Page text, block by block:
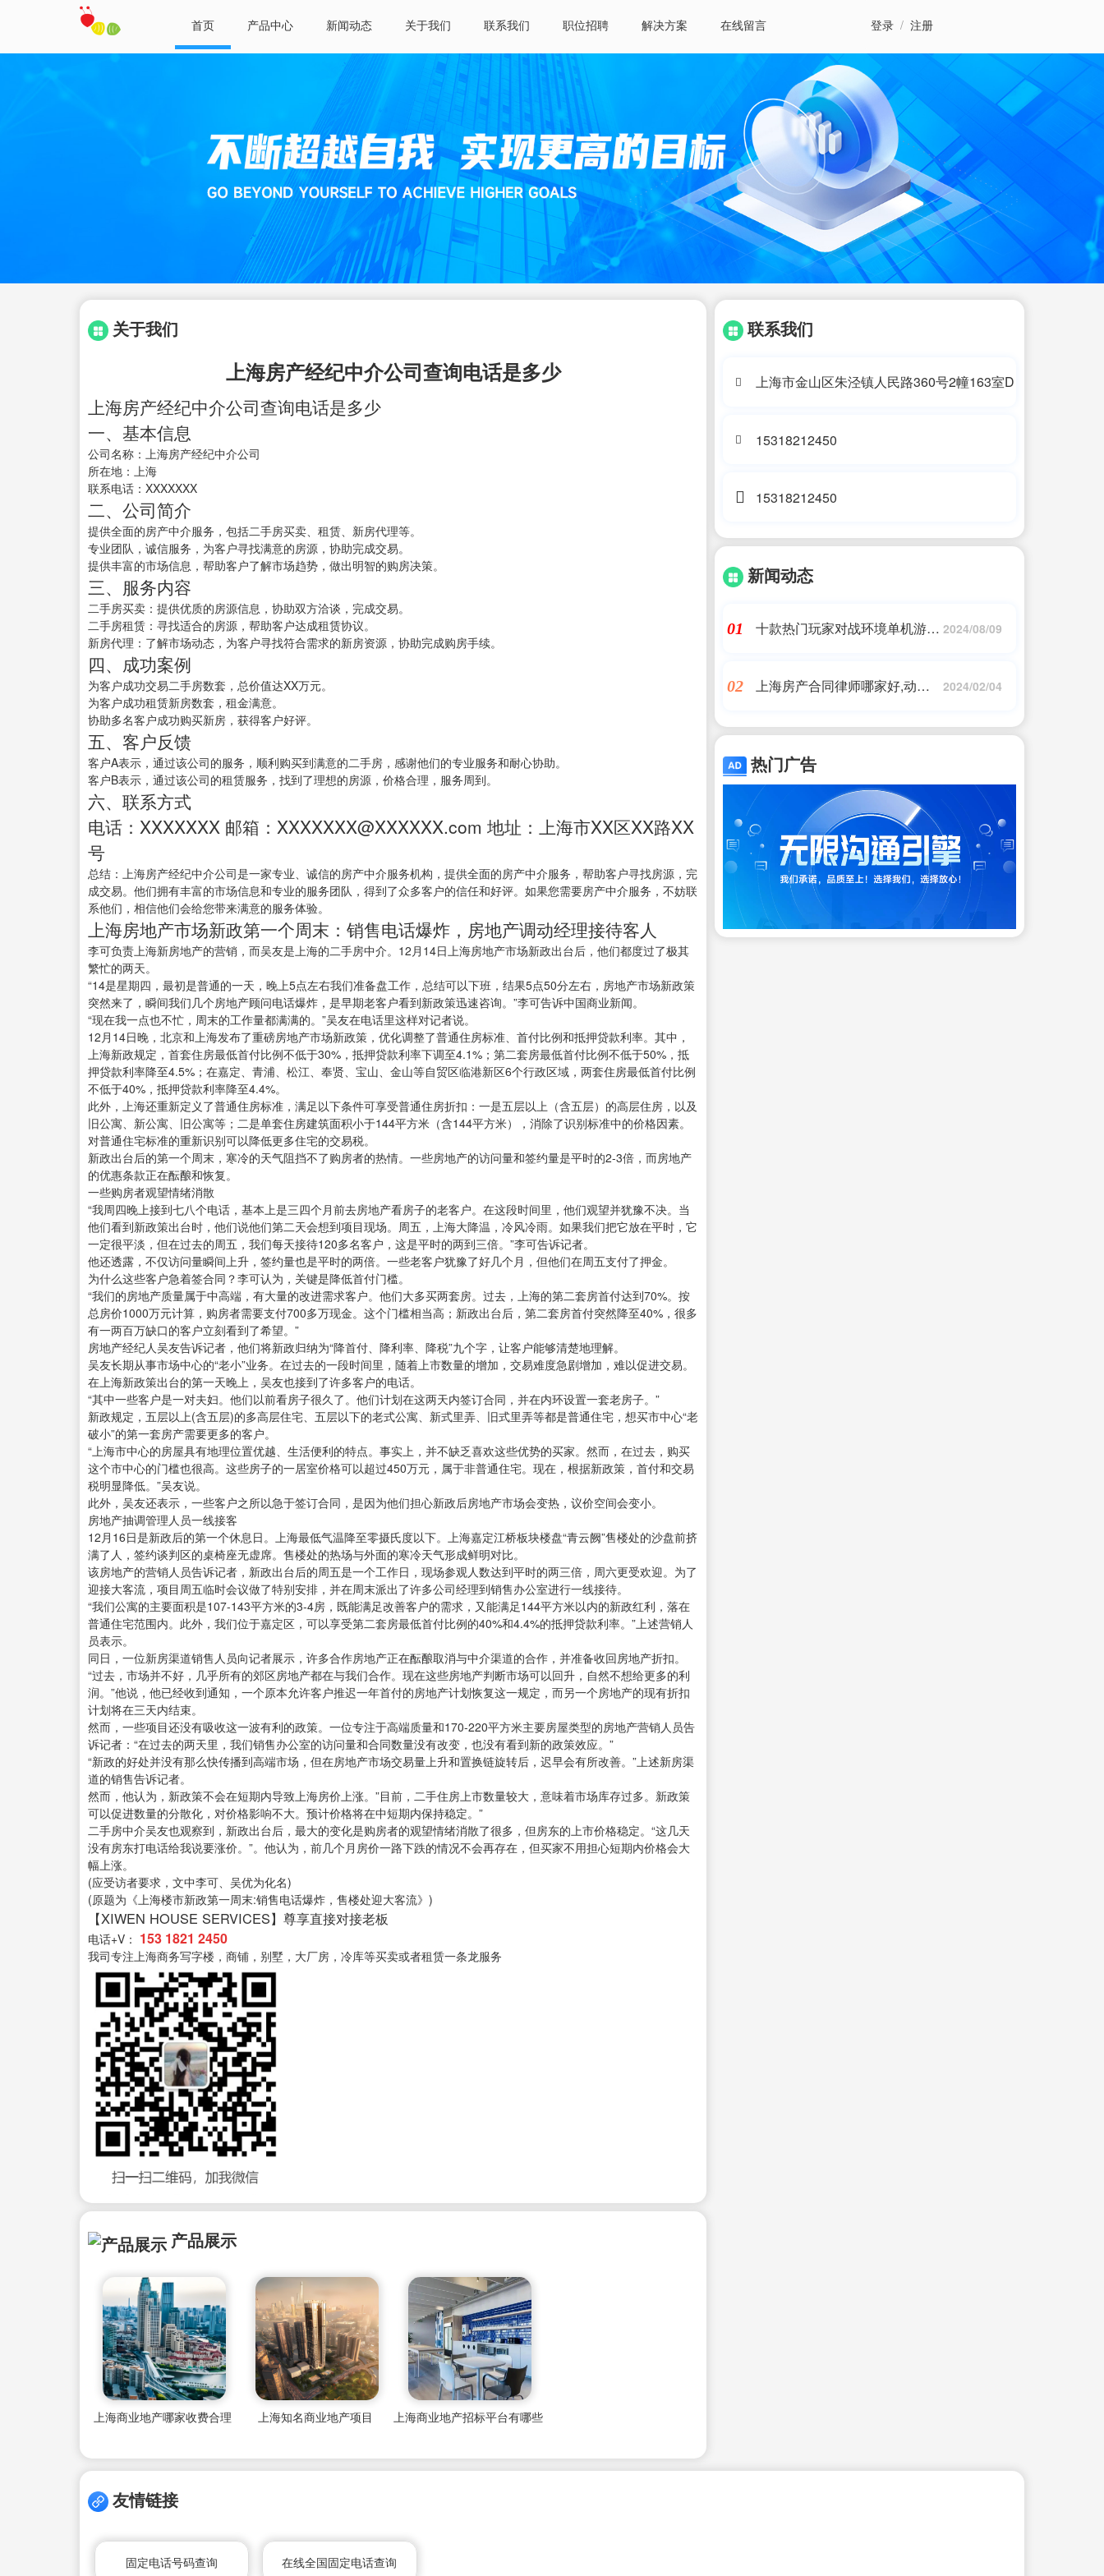
首页 产品中心 新闻动态 关于我们 联系我们 职位招聘 解决方案 在线留言 登录 / 注册
关于我们
上海房产经纪中介公司查询电话是多少
上海房产经纪中介公司查询电话是多少
一、基本信息
公司名称：上海房产经纪中介公司
所在地：上海
联系电话：XXXXXXX
二、公司简介
提供全面的房产中介服务，包括二手房买卖、租赁、新房代理等。
专业团队，诚信服务，为客户寻找满意的房源，协助完成交易。
提供丰富的市场信息，帮助客户了解市场趋势，做出明智的购房决策。
三、服务内容
二手房买卖：提供优质的房源信息，协助双方洽谈，完成交易。
二手房租赁：寻找适合的房源，帮助客户达成租赁协议。
新房代理：了解市场动态，为客户寻找符合需求的新房资源，协助完成购房手续。
四、成功案例
为客户成功交易二手房数套，总价值达XX万元。
为客户成功租赁新房数套，租金满意。
协助多名客户成功购买新房，获得客户好评。
五、客户反馈
客户A表示，通过该公司的服务，顺利购买到满意的二手房，感谢他们的专业服务和耐心协助。
客户B表示，通过该公司的租赁服务，找到了理想的房源，价格合理，服务周到。
六、联系方式
电话：XXXXXXX 邮箱：XXXXXXX@XXXXXX.com 地址：上海市XX区XX路XX
号
总结：上海房产经纪中介公司是一家专业、诚信的房产中介服务机构，提供全面的房产中介服务，帮助客户寻找房源，完
成交易。他们拥有丰富的市场信息和专业的服务团队，得到了众多客户的信任和好评。如果您需要房产中介服务，不妨联
系他们，相信他们会给您带来满意的服务体验。
上海房地产市场新政第一个周末：销售电话爆炸，房地产调动经理接待客人
李可负责上海新房地产的营销，而吴友是上海的二手房中介。12月14日上海房地产市场新政出台后，他们都度过了极其
繁忙的两天。
“14是星期四，最初是普通的一天，晚上5点左右我们准备盘工作，总结可以下班，结果5点50分左右，房地产市场新政策
突然来了，瞬间我们几个房地产顾问电话爆炸，是早期老客户看到新政策迅速咨询。”李可告诉中国商业新闻。
“现在我一点也不忙，周末的工作量都满满的。”吴友在电话里这样对记者说。
12月14日晚，北京和上海发布了重磅房地产市场新政策，优化调整了普通住房标准、首付比例和抵押贷款利率。其中，
上海新政规定，首套住房最低首付比例不低于30%，抵押贷款利率下调至4.1%；第二套房最低首付比例不低于50%，抵
押贷款利率降至4.5%；在嘉定、青浦、松江、奉贤、宝山、金山等自贸区临港新区6个行政区域，两套住房最低首付比例
不低于40%，抵押贷款利率降至4.4%。
此外，上海还重新定义了普通住房标准，满足以下条件可享受普通住房折扣：一是五层以上（含五层）的高层住房，以及
旧公寓、新公寓、旧公寓等；二是单套住房建筑面积小于144平方米（含144平方米），消除了识别标准中的价格因素。
对普通住宅标准的重新识别可以降低更多住宅的交易税。
新政出台后的第一个周末，寒冷的天气阻挡不了购房者的热情。一些房地产的访问量和签约量是平时的2-3倍，而房地产
的优惠条款正在酝酿和恢复。
一些购房者观望情绪消散
“我周四晚上接到七八个电话，基本上是三四个月前去房地产看房子的老客户。在这段时间里，他们观望并犹豫不决。当
他们看到新政策出台时，他们说他们第二天会想到项目现场。周五，上海大降温，冷风冷雨。如果我们把它放在平时，它
一定很平淡，但在过去的周五，我们每天接待120多名客户，这是平时的两到三倍。”李可告诉记者。
他还透露，不仅访问量瞬间上升，签约量也是平时的两倍。一些老客户犹豫了好几个月，但他们在周五支付了押金。
为什么这些客户急着签合同？李可认为，关键是降低首付门槛。
“我们的房地产质量属于中高端，有大量的改进需求客户。他们大多买两套房。过去，上海的第二套房首付达到70%。按
总房价1000万元计算，购房者需要支付700多万现金。这个门槛相当高；新政出台后，第二套房首付突然降至40%，很多
有一两百万缺口的客户立刻看到了希望。”
房地产经纪人吴友告诉记者，他们将新政归纳为“降首付、降利率、降税”九个字，让客户能够清楚地理解。
吴友长期从事市场中心的“老小”业务。在过去的一段时间里，随着上市数量的增加，交易难度急剧增加，难以促进交易。
在上海新政策出台的第一天晚上，吴友也接到了许多客户的电话。
“其中一些客户是一对夫妇。他们以前看房子很久了。他们计划在这两天内签订合同，并在内环设置一套老房子。”
新政规定，五层以上(含五层)的多高层住宅、五层以下的老式公寓、新式里弄、旧式里弄等都是普通住宅，想买市中心“老
破小”的第一套房产需要更多的客户。
“上海市中心的房屋具有地理位置优越、生活便利的特点。事实上，并不缺乏喜欢这些优势的买家。然而，在过去，购买
这个市中心的门槛也很高。这些房子的一居室价格可以超过450万元，属于非普通住宅。现在，根据新政策，首付和交易
税明显降低。”吴友说。
此外，吴友还表示，一些客户之所以急于签订合同，是因为他们担心新政后房地产市场会变热，议价空间会变小。
房地产抽调管理人员一线接客
12月16日是新政后的第一个休息日。上海最低气温降至零摄氏度以下。上海嘉定江桥板块楼盘“青云阙”售楼处的沙盘前挤
满了人，签约谈判区的桌椅座无虚席。售楼处的热场与外面的寒冷天气形成鲜明对比。
该房地产的营销人员告诉记者，新政出台后的周五是一个工作日，现场参观人数达到平时的两三倍，周六更受欢迎。为了
迎接大客流，项目周五临时会议做了特别安排，并在周末派出了许多公司经理到销售办公室进行一线接待。
“我们公寓的主要面积是107-143平方米的3-4房，既能满足改善客户的需求，又能满足144平方米以内的新政红利，落在
普通住宅范围内。此外，我们位于嘉定区，可以享受第二套房最低首付比例的40%和4.4%的抵押贷款利率。”上述营销人
员表示。
同日，一位新房渠道销售人员向记者展示，许多合作房地产正在酝酿取消与中介渠道的合作，并准备收回房地产折扣。
“过去，市场并不好，几乎所有的郊区房地产都在与我们合作。现在这些房地产判断市场可以回升，自然不想给更多的利
润。”他说，他已经收到通知，一个原本允许客户推迟一年首付的房地产计划恢复这一规定，而另一个房地产的现有折扣
计划将在三天内结束。
然而，一些项目还没有吸收这一波有利的政策。一位专注于高端质量和170-220平方米主要房屋类型的房地产营销人员告
诉记者：“在过去的两天里，我们销售办公室的访问量和合同数量没有改变，也没有看到新的政策效应。”
“新政的好处并没有那么快传播到高端市场，但在房地产市场交易量上升和置换链旋转后，迟早会有所改善。”上述新房渠
道的销售告诉记者。
然而，他认为，新政策不会在短期内导致上海房价上涨。”目前，二手住房上市数量较大，意味着市场库存过多。新政策
可以促进数量的分散化，对价格影响不大。预计价格将在中短期内保持稳定。”
二手房中介吴友也观察到，新政出台后，最大的变化是购房者的观望情绪消散了很多，但房东的上市价格稳定。“这几天
没有房东打电话给我说要涨价。”。他认为，前几个月房价一路下跌的情况不会再存在，但买家不用担心短期内价格会大
幅上涨。
(应受访者要求，文中李可、吴优为化名)
(原题为《上海楼市新政第一周末:销售电话爆炸，售楼处迎大客流》)
【XIWEN HOUSE SERVICES】尊享直接对接老板
电话+V： 153 1821 2450
我司专注上海商务写字楼，商铺，别墅，大厂房，冷库等买卖或者租赁一条龙服务
产品展示
上海商业地产哪家收费合理 上海知名商业地产项目 上海商业地产招标平台有哪些
联系我们
上海市金山区朱泾镇人民路360号2幢163室D
15318212450
15318212450
新闻动态
01
十款热门玩家对战环境单机游戏 2024/08/09
02
上海房产合同律师哪家好,动动
询!“松江旗舰店”推出这项便民服
2024/02/04
热门广告
友情链接
固定电话号码查询 在线全国固定电话查询